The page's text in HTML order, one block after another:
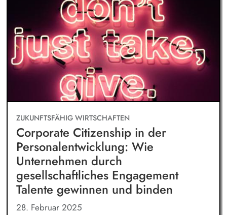
ZUKUNFTSFÄHIG WIRTSCHAFTEN
Corporate Citizenship in der
Personalentwicklung: Wie
Unternehmen durch
gesellschaftliches Engagement
Talente gewinnen und binden
28. Februar 2025